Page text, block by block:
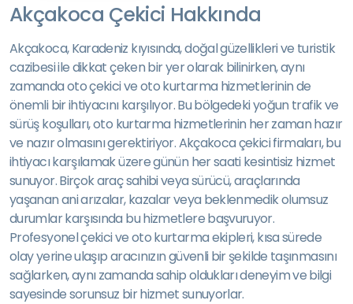
Akçakoca Çekici Hakkında
Akçakoca, Karadeniz kıyısında, doğal güzellikleri ve turistik
cazibesi ile dikkat çeken bir yer olarak bilinirken, aynı
zamanda oto çekici ve oto kurtarma hizmetlerinin de
önemli bir ihtiyacını karşılıyor. Bu bölgedeki yoğun trafik ve
sürüş koşulları, oto kurtarma hizmetlerinin her zaman hazır
ve nazır olmasını gerektiriyor. Akçakoca çekici firmaları, bu
ihtiyacı karşılamak üzere günün her saati kesintisiz hizmet
sunuyor. Birçok araç sahibi veya sürücü, araçlarında
yaşanan ani arızalar, kazalar veya beklenmedik olumsuz
durumlar karşısında bu hizmetlere başvuruyor.
Profesyonel çekici ve oto kurtarma ekipleri, kısa sürede
olay yerine ulaşıp aracınızın güvenli bir şekilde taşınmasını
sağlarken, aynı zamanda sahip oldukları deneyim ve bilgi
sayesinde sorunsuz bir hizmet sunuyorlar.